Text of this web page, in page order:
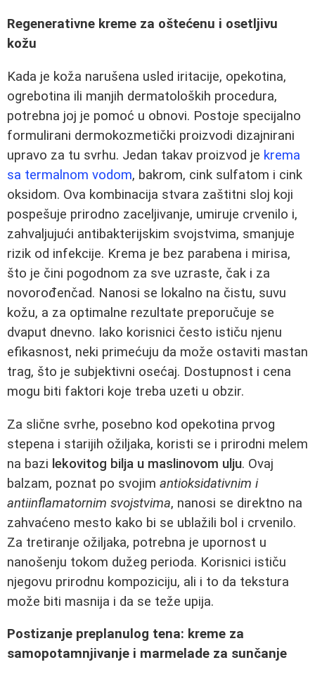
Regenerativne kreme za oštećenu i osetljivu
kožu
Kada je koža narušena usled iritacije, opekotina,
ogrebotina ili manjih dermatoloških procedura,
potrebna joj je pomoć u obnovi. Postoje specijalno
formulirani dermokozmetički proizvodi dizajnirani
upravo za tu svrhu. Jedan takav proizvod je krema
sa termalnom vodom, bakrom, cink sulfatom i cink
oksidom. Ova kombinacija stvara zaštitni sloj koji
pospešuje prirodno zaceljivanje, umiruje crvenilo i,
zahvaljujući antibakterijskim svojstvima, smanjuje
rizik od infekcije. Krema je bez parabena i mirisa,
što je čini pogodnom za sve uzraste, čak i za
novorođenčad. Nanosi se lokalno na čistu, suvu
kožu, a za optimalne rezultate preporučuje se
dvaput dnevno. Iako korisnici često ističu njenu
efikasnost, neki primećuju da može ostaviti mastan
trag, što je subjektivni osećaj. Dostupnost i cena
mogu biti faktori koje treba uzeti u obzir.
Za slične svrhe, posebno kod opekotina prvog
stepena i starijih ožiljaka, koristi se i prirodni melem
na bazi lekovitog bilja u maslinovom ulju. Ovaj
balzam, poznat po svojim antioksidativnim i
antiinflamatornim svojstvima, nanosi se direktno na
zahvaćeno mesto kako bi se ublažili bol i crvenilo.
Za tretiranje ožiljaka, potrebna je upornost u
nanošenju tokom dužeg perioda. Korisnici ističu
njegovu prirodnu kompoziciju, ali i to da tekstura
može biti masnija i da se teže upija.
Postizanje preplanulog tena: kreme za
samopotamnjivanje i marmelade za sunčanje